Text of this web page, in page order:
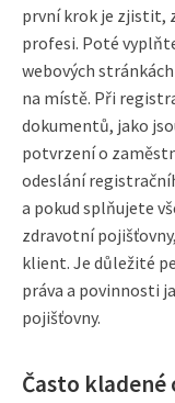
první krok je zjistit,
profesi. Poté
webových
na místě. Při
dokumentů, jako
potvrzení o
odeslání
a pokud splňujete
zdravotní
klient. Je důležité
práva a povinnosti
pojišťovny.
Často